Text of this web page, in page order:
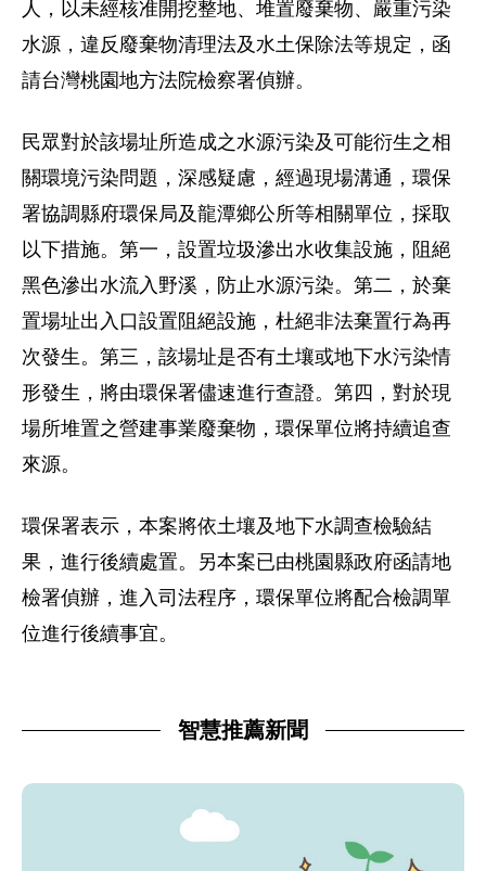
人，以未經核准開挖整地、堆置廢棄物、嚴重污染
水源，違反廢棄物清理法及水土保除法等規定，函
請台灣桃園地方法院檢察署偵辦。
民眾對於該場址所造成之水源污染及可能衍生之相
關環境污染問題，深感疑慮，經過現場溝通，環保
署協調縣府環保局及龍潭鄉公所等相關單位，採取
以下措施。第一，設置垃圾滲出水收集設施，阻絕
黑色滲出水流入野溪，防止水源污染。第二，於棄
置場址出入口設置阻絕設施，杜絕非法棄置行為再
次發生。第三，該場址是否有土壤或地下水污染情
形發生，將由環保署儘速進行查證。第四，對於現
場所堆置之營建事業廢棄物，環保單位將持續追查
來源。
環保署表示，本案將依土壤及地下水調查檢驗結
果，進行後續處置。另本案已由桃園縣政府函請地
檢署偵辦，進入司法程序，環保單位將配合檢調單
位進行後續事宜。
智慧推薦新聞